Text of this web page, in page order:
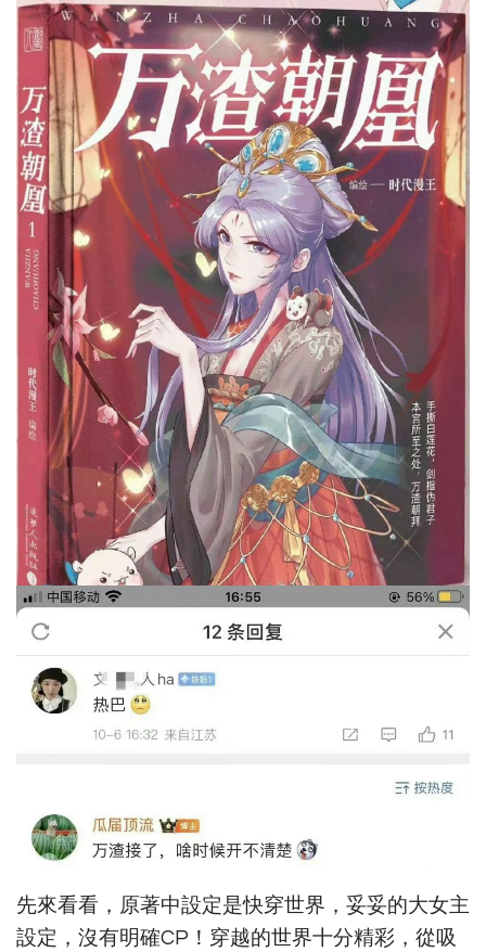
先來看看，原著中設定是快穿世界，妥妥的大女主
設定，沒有明確CP！穿越的世界十分精彩，從吸